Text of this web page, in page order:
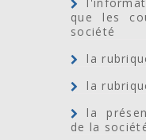
que les
société
la
la
la
de la